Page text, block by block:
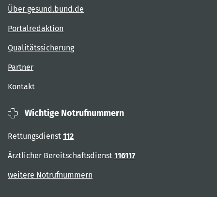
Über gesund.bund.de
Portalredaktion
Qualitätssicherung
Partner
Kontakt
Wichtige Notrufnummern
Rettungsdienst 112
Ärztlicher Bereitschaftsdienst 116117
weitere Notrufnummern